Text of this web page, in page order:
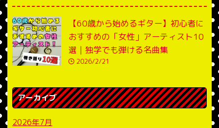
【60歳から始めるギター】初心者に
おすすめの「女性」アーティスト10
選｜独学でも弾ける名曲集
2026/2/21
アーカイブ
2026年7月